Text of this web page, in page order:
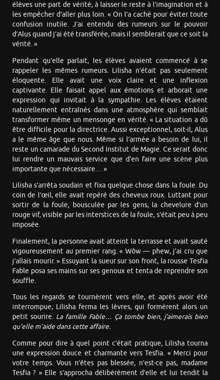
élèves une part de vérité, à laisser le reste à l’imagination et à
les empêcher d’aller plus loin. « On l’a caché pour éviter toute
confusion inutile. J’ai entendu des rumeurs sur le pouvoir
d’Alus quand j’ai été transférée, mais il semblerait que ce soit la
vérité. »
Pendant qu’elle parlait, les élèves avaient commencé à se
rappeler les mêmes rumeurs. Lilisha n’était pas seulement
éloquente. Elle avait une voix claire et une inflexion
captivante. Elle faisait appel aux émotions et arborait une
expression qui invitait à la sympathie. Les élèves étaient
naturellement entraînés dans une atmosphère qui semblait
transformer même un mensonge en vérité. « La situation a dû
être difficile pour la directrice. Aussi exceptionnel, soit-il, Alus
a le même âge que nous. Même si l’armée a besoin de lui, il
reste un camarade du Second Institut de Magie. Ce serait donc
lui rendre un mauvais service que d’en faire une scène plus
importante que nécessaire… »
Lilisha s’arrêta soudain et fixa quelque chose dans la foule. Du
coin de l’œil, elle avait repéré des cheveux roux. Luttant pour
sortir de la foule, bousculée par les gens, la chevelure d’un
rouge vif, visible par les interstices de la foule, s’était peu à peu
imposée.
Finalement, la personne avait atteint la terrasse et avait sauté
vigoureusement au premier rang. « Wôw — phew, j’ai cru que
j’allais mourir. » Essuyant la sueur sur son front, la rousse Tesfia
Fable posa ses mains sur ses genoux et tenta de reprendre son
souffle.
Tous les regards se tournèrent vers elle, et après avoir été
interrompue, Lilisha ferma les lèvres, qui formèrent alors un
petit sourire. La famille Fable… Ça tombe bien, j’aimerais bien
qu’elle m’aide dans cette affaire.
Comme pour dire à quel point c’était pratique, Lilisha tourna
une expression douce et charmante vers Tesfia. « Merci pour
votre temps. Vous n’êtes pas blessée, n’est-ce pas, madame
Tesfia ? » Elle s’approcha délibérément d’elle et lui tendit la